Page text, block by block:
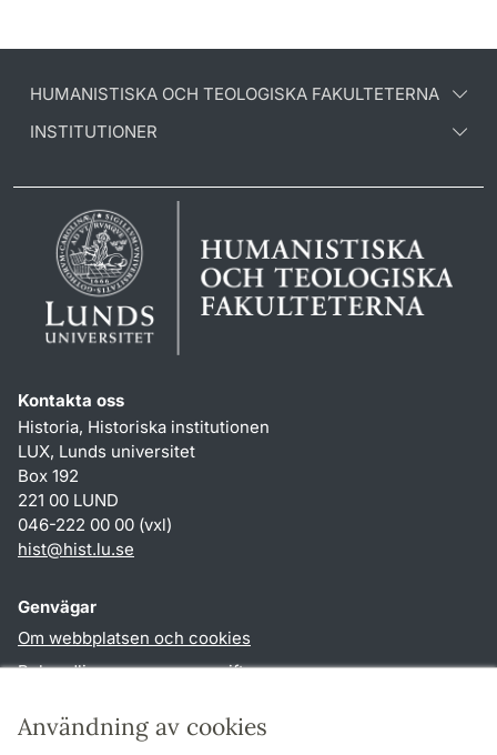
Användning av cookies
HUMANISTISKA OCH TEOLOGISKA FAKULTETERNA
INSTITUTIONER
Kontakta oss
Historia, Historiska institutionen
LUX, Lunds universitet
Box 192
221 00 LUND
046-222 00 00 (vxl)
hist@hist.lu.se
Genvägar
Om webbplatsen och cookies
Behandling av personuppgifter
TYPO3-login